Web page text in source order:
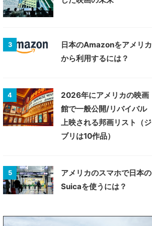
3
日本のAmazonをアメリカ
から利用するには？
4
2026年にアメリカの映画
館で一般公開/リバイバル
上映される邦画リスト（ジ
ブリは10作品）
5
アメリカのスマホで日本の
Suicaを使うには？